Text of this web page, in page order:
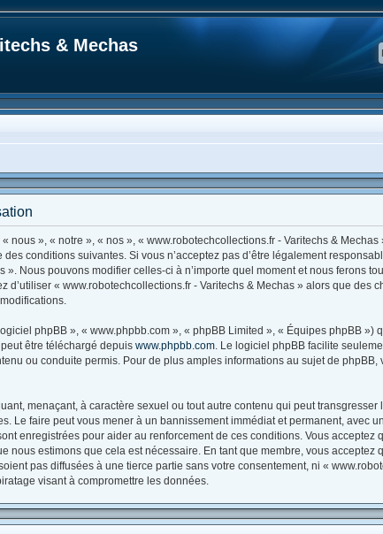
& Mechas
», « notre », « nos », « www.robotechcollections.fr - Varitechs & Mechas
conditions suivantes. Si vous n’acceptez pas d’être légalement
Nous pouvons modifier celles-ci à n’importe quel moment et nous ferons
« www.robotechcollections.fr - Varitechs & Mechas » alors que des
phpBB », « www.phpbb.com », « phpBB Limited », « Équipes phpBB »)
être téléchargé depuis www.phpbb.com. Le logiciel phpBB facilite
ou conduite permis. Pour de plus amples informations au sujet de phpBB,
menaçant, à caractère sexuel ou tout autre contenu qui peut transgresser
Le faire peut vous mener à un bannissement immédiat et permanent, avec
enregistrées pour aider au renforcement de ces conditions. Vous acceptez
estimons que cela est nécessaire. En tant que membre, vous acceptez
pas diffusées à une tierce partie sans votre consentement, ni «
visant à compromettre les données.